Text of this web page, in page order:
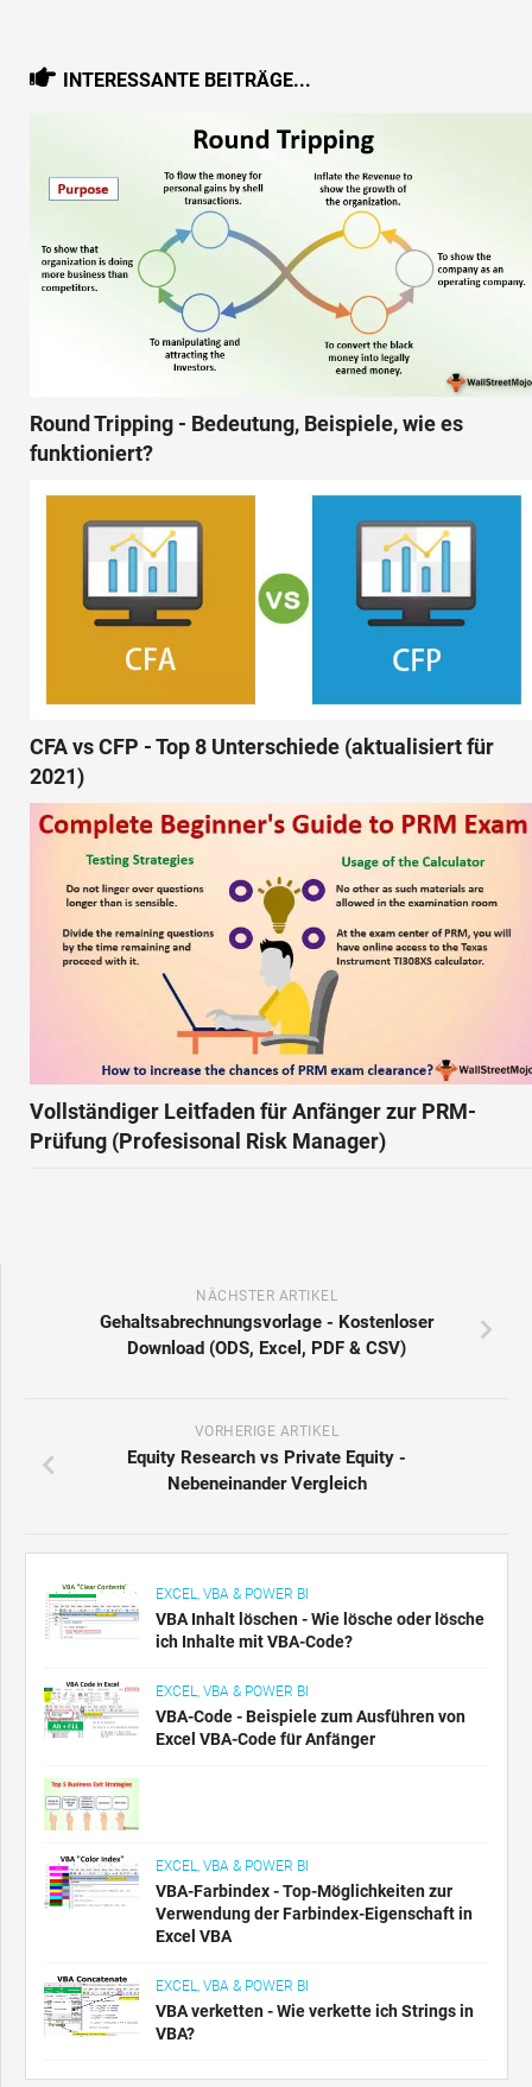
INTERESSANTE BEITRÄGE...
Round Tripping - Bedeutung, Beispiele, wie es
funktioniert?
CFA vs CFP - Top 8 Unterschiede (aktualisiert für
2021)
Vollständiger Leitfaden für Anfänger zur PRM-
Prüfung (Profesisonal Risk Manager)
NÄCHSTER ARTIKEL
Gehaltsabrechnungsvorlage - Kostenloser
Download (ODS, Excel, PDF & CSV)
VORHERIGE ARTIKEL
Equity Research vs Private Equity -
Nebeneinander Vergleich
EXCEL, VBA & POWER BI
VBA Inhalt löschen - Wie lösche oder lösche
ich Inhalte mit VBA-Code?
EXCEL, VBA & POWER BI
VBA-Code - Beispiele zum Ausführen von
Excel VBA-Code für Anfänger
EXCEL, VBA & POWER BI
VBA-Farbindex - Top-Möglichkeiten zur
Verwendung der Farbindex-Eigenschaft in
Excel VBA
EXCEL, VBA & POWER BI
VBA verketten - Wie verkette ich Strings in
VBA?